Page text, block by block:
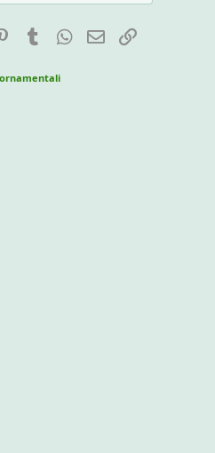
PinterestTumblrWhatsApp
e-mail